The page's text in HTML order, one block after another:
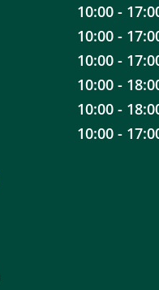
10:00 -
10:00 -
10:00 -
10:00 -
10:00 -
10:00 -